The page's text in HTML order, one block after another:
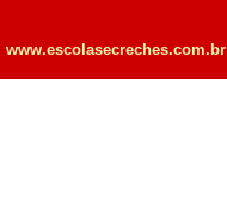
www.escolasecreches.com.br